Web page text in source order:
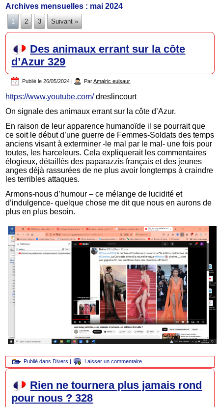
Archives mensuelles : mai 2024
1 2 3 Suivant »
Des animaux errant sur la côte
d’Azur 329
Publié le 26/05/2024 | Par Amalric eulsaur
https://www.youtube.com/dreslincourt
On signale des animaux errant sur la côte d’Azur.
En raison de leur apparence humanoïde il se pourrait que
ce soit le début d’une guerre de Femmes-Soldats des temps
anciens visant à exterminer -le mal par le mal- une fois pour
toutes, les harceleurs. Cela expliquerait les commentaires
élogieux, détaillés des paparazzis français et des jeunes
anges déjà rassurées de ne plus avoir longtemps à craindre
les terribles attaques.
Armons-nous d’humour – ce mélange de lucidité et
d’indulgence- quelque chose me dit que nous en aurons de
plus en plus besoin.
Publié dans Divers | Laisser un commentaire
Rien ne tournera plus jamais rond
pour nous ? 328